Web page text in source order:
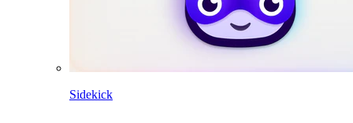
Sidekick